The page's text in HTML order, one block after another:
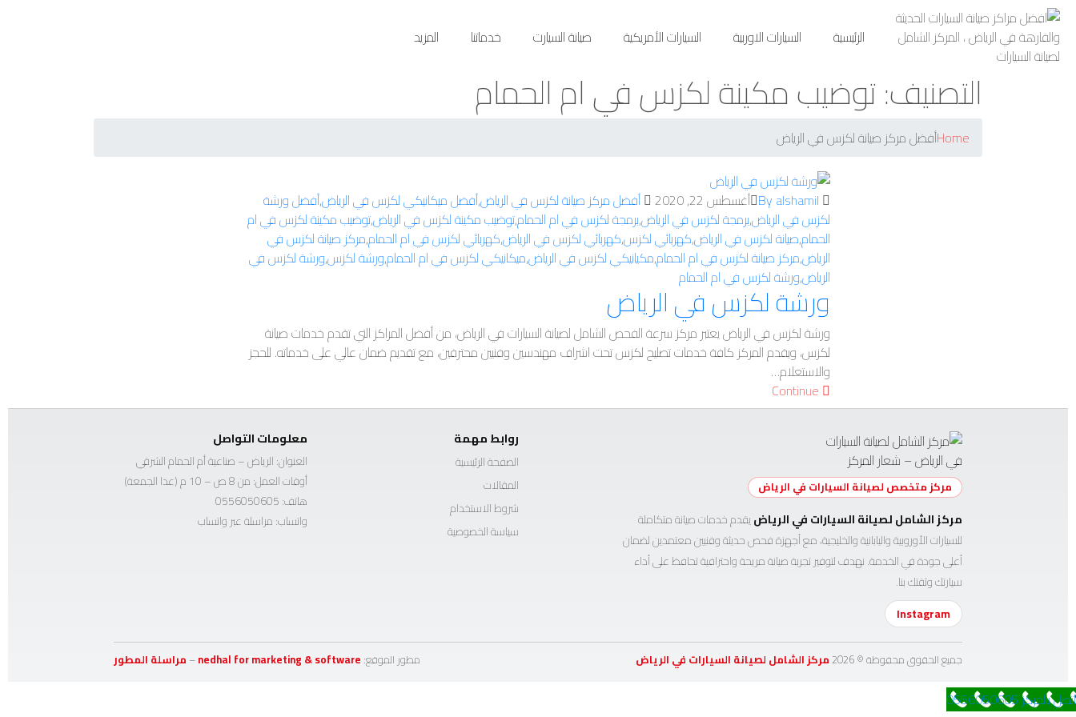
الرئيسية السيارات الاوربية السيارات الأمريكية صيانة السيارت خدماتنا المزيد
التصنيف:توضيب مكينة لكزس في ام الحمام
Homeأفضل مركز صيانة لكزس في الرياض
By alshamil أغسطس 22, 2020 أفضل مركز صيانة لكزس في الرياض,أفضل ميكانيكي لكزس في الرياض,أفضل ورشة
لكزس في الرياض,برمجة لكزس في الرياض,برمجة لكزس في ام الحمام,توضيب مكينة لكزس في الرياض,توضيب مكينة لكزس في ام
الحمام,صيانة لكزس في الرياض,كهربائي لكزس,كهربائي لكزس في الرياض,كهربائي لكزس في ام الحمام,مركز صيانة لكزس في
الرياض,مركز صيانة لكزس في ام الحمام,مكيانيكي لكزس في الرياض,ميكانيكي لكزس في ام الحمام,ورشة لكزس,ورشة لكزس في
الرياض,ورشة لكزس في ام الحمام
ورشة لكزس في الرياض
ورشة لكزس في الرياض يعتبر مركز سرعة الفحص الشامل لصيانة السيارات في الرياض، من أفضل المراكز التي تقدم خدمات صيانة
لكزس، ويقدم المركز كافة خدمات تصليح لكزس تحت اشراف مهندسين وفنيين محترفين، مع تقديم ضمان عالي على خدماته. للحجز
والاستعلام…
Continue
مركز متخصص لصيانة السيارات في الرياض
مركز الشامل لصيانة السيارات في الرياضيقدم خدمات صيانة متكاملة
للسيارات الأوروبية واليابانية والخليجية، مع أجهزة فحص حديثة وفنيين معتمدين لضمان
أعلى جودة في الخدمة. نهدف لتوفير تجربة صيانة مريحة واحترافية تحافظ على أداء
سيارتك وثقتك بنا.
Instagram
روابط مهمة
الصفحة الرئيسية
المقالات
شروط الاستخدام
سياسة الخصوصية
معلومات التواصل
العنوان: الرياض – صناعية أم الحمام الشرقي
أوقات العمل: من 8 ص – 10 م (عدا الجمعة)
هاتف:0556050605
واتساب:مراسلة عبر واتساب
جميع الحقوق محفوظة ©2026 مركز الشامل لصيانة السيارات في الرياض مطور الموقع: nedhal for marketing & software
– مراسلة المطور
اتصل بالمركز 0556050605